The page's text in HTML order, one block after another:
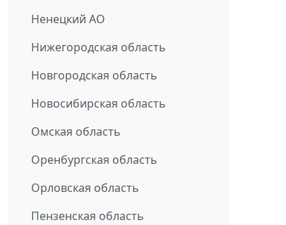
Ненецкий АО
Нижегородская область
Новгородская область
Новосибирская область
Омская область
Оренбургская область
Орловская область
Пензенская область